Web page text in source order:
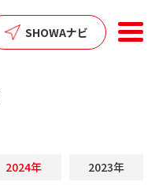
SHOWAナビ
2024年 2023年